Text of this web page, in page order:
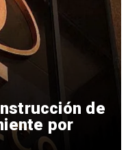
de
por